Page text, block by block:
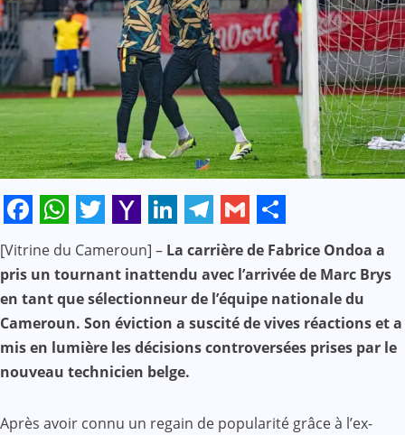
Facebook
WhatsApp
Twitter
Yahoo
Mail
LinkedIn
Telegram
Gmail
Share
[Vitrine du Cameroun] – La carrière de Fabrice Ondoa a
pris un tournant inattendu avec l’arrivée de Marc Brys
en tant que sélectionneur de l’équipe nationale du
Cameroun. Son éviction a suscité de vives réactions et a
mis en lumière les décisions controversées prises par le
nouveau technicien belge.
Après avoir connu un regain de popularité grâce à l’ex-